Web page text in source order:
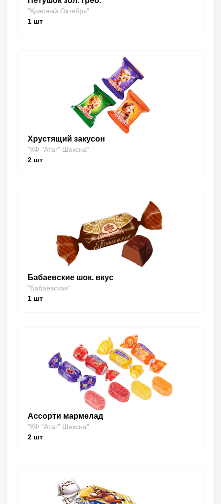
"Красный Октябрь"
1 шт
Хрустящий закусон
"КФ "Атаг" Шексна"
2 шт
Бабаевские шок. вкус
"Бабаевская"
1 шт
Ассорти мармелад
"КФ "Атаг" Шексна"
2 шт